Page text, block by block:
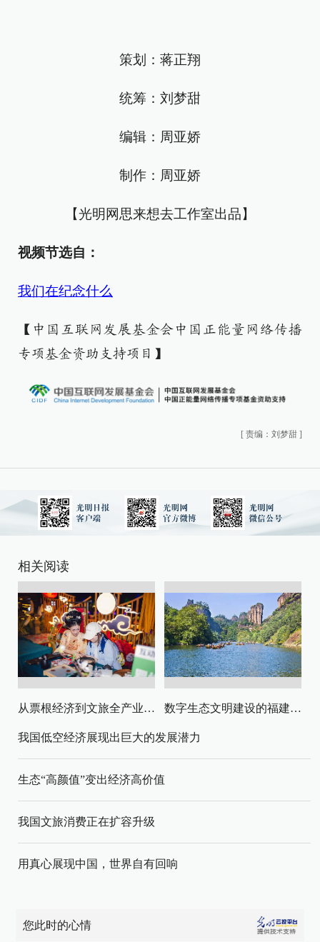
策划：蒋正翔
统筹：刘梦甜
编辑：周亚娇
制作：周亚娇
【光明网思来想去工作室出品】
视频节选自：
我们在纪念什么
【中国互联网发展基金会中国正能量网络传播
专项基金资助支持项目】
[ 责编：刘梦甜 ]
相关阅读
从票根经济到文旅全产业链升级 数字生态文明建设的福建路径与启示
我国低空经济展现出巨大的发展潜力
生态“高颜值”变出经济高价值
我国文旅消费正在扩容升级
用真心展现中国，世界自有回响
您此时的心情